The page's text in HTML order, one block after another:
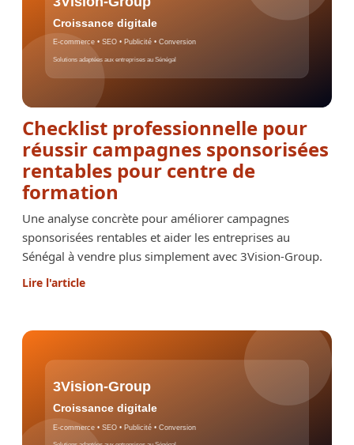
Checklist professionnelle pour
réussir campagnes sponsorisées
rentables pour centre de
formation
Une analyse concrète pour améliorer campagnes
sponsorisées rentables et aider les entreprises au
Sénégal à vendre plus simplement avec 3Vision-Group.
Lire l'article